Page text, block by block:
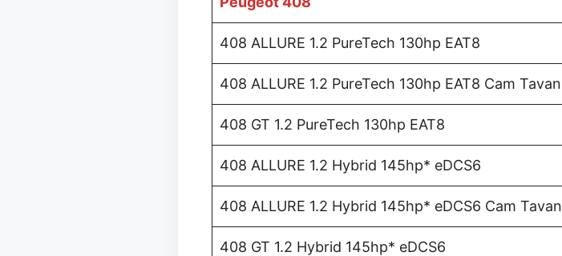
408 ALLURE 1.2 PureTech 130hp EAT8
408 ALLURE 1.2 PureTech 130hp EAT8 Cam Tavan
408 GT 1.2 PureTech 130hp EAT8
408 ALLURE 1.2 Hybrid 145hp* eDCS6
408 ALLURE 1.2 Hybrid 145hp* eDCS6 Cam Tavan
408 GT 1.2 Hybrid 145hp* eDCS6